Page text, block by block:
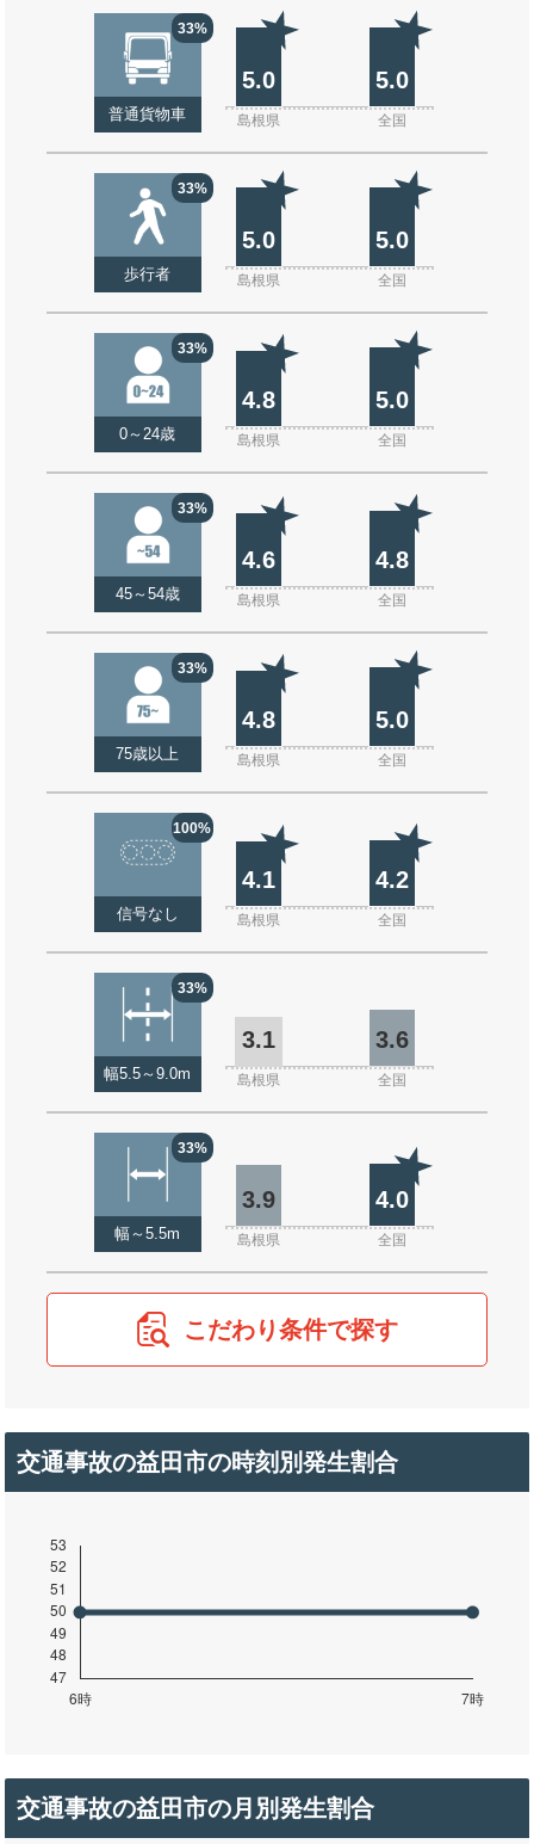
33%
普通貨物車
5.0 5.0
島根県 全国
33%
歩行者
5.0 5.0
島根県 全国
33%
0～24歳
4.8 5.0
島根県 全国
33%
45～54歳
4.6 4.8
島根県 全国
33%
75歳以上
4.8 5.0
島根県 全国
100%
信号なし
4.1 4.2
島根県 全国
33%
幅5.5～9.0m
3.1 3.6
島根県 全国
33%
幅～5.5m
3.9 4.0
島根県 全国
こだわり条件で探す
交通事故の益田市の時刻別発生割合
交通事故の益田市の月別発生割合